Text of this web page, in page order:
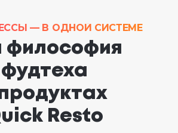
— В ОДНОЙ СИСТЕМЕ
философия
фудтеха
Resto